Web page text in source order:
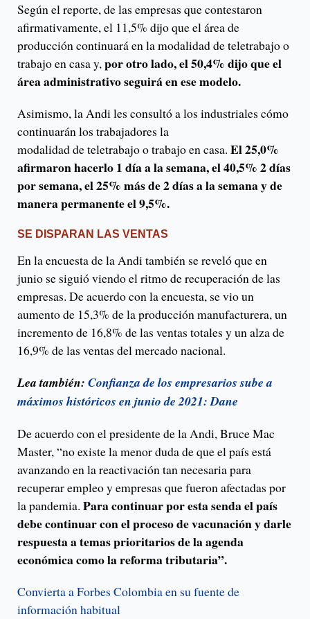
Según el reporte, de las empresas que contestaron
afirmativamente, el 11,5% dijo que el área de
producción continuará en la modalidad de teletrabajo o
trabajo en casa y,por otro lado, el 50,4% dijo que el
área administrativo seguirá en ese modelo.
Asimismo, la Andi les consultó a los industriales cómo
continuarán los trabajadores la
modalidad de teletrabajo o trabajo en casa. El 25,0%
afirmaron hacerlo 1 día a la semana, el 40,5% 2 días
por semana, el 25% más de 2 días a la semana y de
manera permanente el 9,5%.
SE DISPARAN LAS VENTAS
En la encuesta de la Andi también se reveló que en
junio se siguió viendo el ritmo de recuperación de las
empresas. De acuerdo con la encuesta, se vio un
aumento de 15,3% de la producción manufacturera, un
incremento de 16,8% de las ventas totales y un alza de
16,9% de las ventas del mercado nacional.
Lea también: Confianza de los empresarios sube a
máximos históricos en junio de 2021: Dane
De acuerdo con el presidente de la Andi, Bruce Mac
Master, “no existe la menor duda de que el país está
avanzando en la reactivación tan necesaria para
recuperar empleo y empresas que fueron afectadas por
la pandemia. Para continuar por esta senda el país
debe continuar con el proceso de vacunación y darle
respuesta a temas prioritarios de la agenda
económica como la reforma tributaria”.
Convierta a Forbes Colombia en su fuente de
información habitual